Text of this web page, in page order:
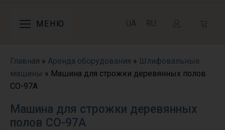
МЕНЮ UA RU
Главная » Аренда оборудования » Шлифовальные
машины » Машина для строжки деревянных полов
СО-97A
Машина для строжки деревянных
полов СО-97A